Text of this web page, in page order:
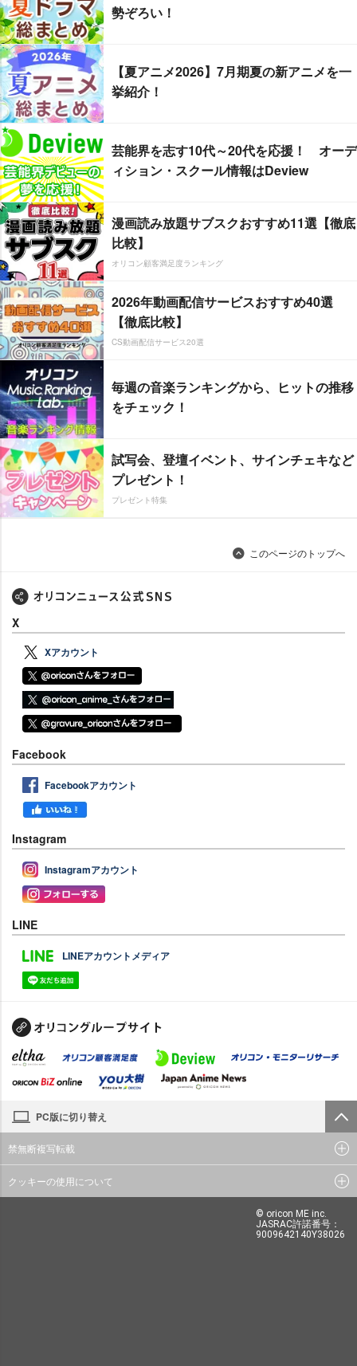
勢ぞろい！
【夏アニメ2026】7月期夏の新アニメを一
挙紹介！
芸能界を志す10代～20代を応援！ オーデ
ィション・スクール情報はDeview
漫画読み放題サブスクおすすめ11選【徹底
比較】
オリコン顧客満足度ランキング
2026年動画配信サービスおすすめ40選
【徹底比較】
CS動画配信サービス20選
毎週の音楽ランキングから、ヒットの推移
をチェック！
試写会、登壇イベント、サインチェキなど
プレゼント！
プレゼント特集
このページのトップへ
X
Xアカウント
Facebook
Facebookアカウント
Instagram
Instagramアカウント
LINE
LINEアカウントメディア
PC版に切り替え
禁無断複写転載
クッキーの使用について
© oricon ME inc.
JASRAC許諾番号：
9009642140Y38026